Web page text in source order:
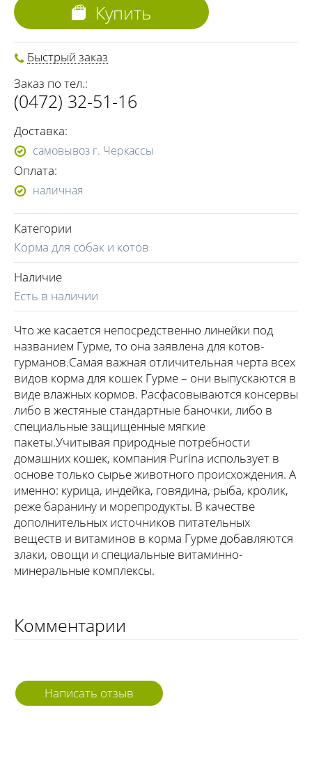
Купить
Быстрый заказ
Заказ по тел.:
(0472) 32-51-16
Доставка:
самовывоз г. Черкассы
Оплата:
наличная
Категории
Корма для собак и котов
Наличие
Есть в наличии
Что же касается непосредственно линейки под
названием Гурме, то она заявлена для котов-
гурманов.Самая важная отличительная черта всех
видов корма для кошек Гурме – они выпускаются в
виде влажных кормов. Расфасовываются консервы
либо в жестяные стандартные баночки, либо в
специальные защищенные мягкие
пакеты.Учитывая природные потребности
домашних кошек, компания Purina использует в
основе только сырье животного происхождения. А
именно: курица, индейка, говядина, рыба, кролик,
реже баранину и морепродукты. В качестве
дополнительных источников питательных
веществ и витаминов в корма Гурме добавляются
злаки, овощи и специальные витаминно-
минеральные комплексы.
Комментарии
Написать отзыв